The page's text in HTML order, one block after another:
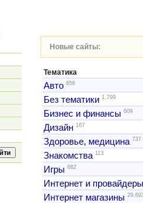
Новые сайты:
Тематика
Авто 856
Без тематики 1,799
Бизнес и финансы 609
Дизайн 167
Здоровье, медицина 737
Знакомства 113
Игры 682
Интернет и провайдеры
Интернет магазины